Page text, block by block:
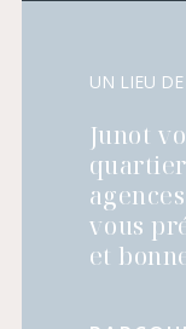
UN LIEU
Junot
vous
et